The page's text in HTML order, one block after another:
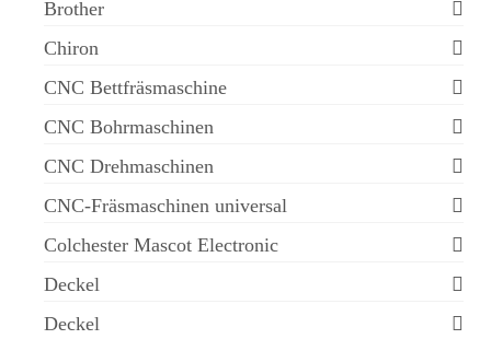
Brother
Chiron
CNC Bettfräsmaschine
CNC Bohrmaschinen
CNC Drehmaschinen
CNC-Fräsmaschinen universal
Colchester Mascot Electronic
Deckel
Deckel